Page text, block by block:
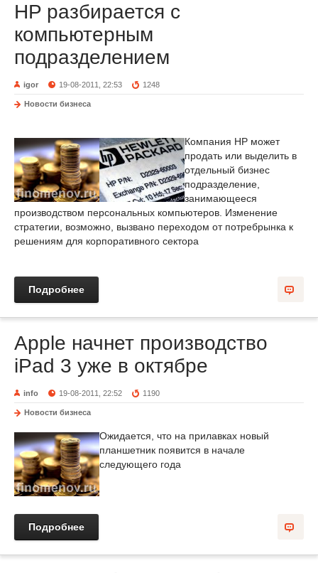
HP разбирается с
компьютерным
подразделением
igor 19-08-2011, 22:53 1248
Новости бизнеса
Компания HP может
продать или выделить в
отдельный бизнес
подразделение,
занимающееся
производством персональных компьютеров. Изменение
стратегии, возможно, вызвано переходом от потребрынка к
решениям для корпоративного сектора
Подробнее
Apple начнет производство
iPad 3 уже в октябре
info 19-08-2011, 22:52 1190
Новости бизнеса
Ожидается, что на прилавках новый
планшетник появится в начале
следующего года
Подробнее